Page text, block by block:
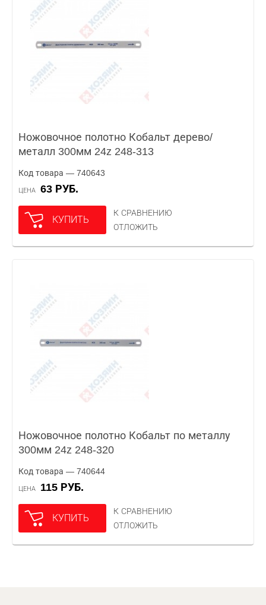
Ножовочное полотно Кобальт дерево/
металл 300мм 24z 248-313
Код товара — 740643
ЦЕНА 63 РУБ.
КУПИТЬ
К СРАВНЕНИЮ
ОТЛОЖИТЬ
Ножовочное полотно Кобальт по металлу
300мм 24z 248-320
Код товара — 740644
ЦЕНА 115 РУБ.
КУПИТЬ
К СРАВНЕНИЮ
ОТЛОЖИТЬ